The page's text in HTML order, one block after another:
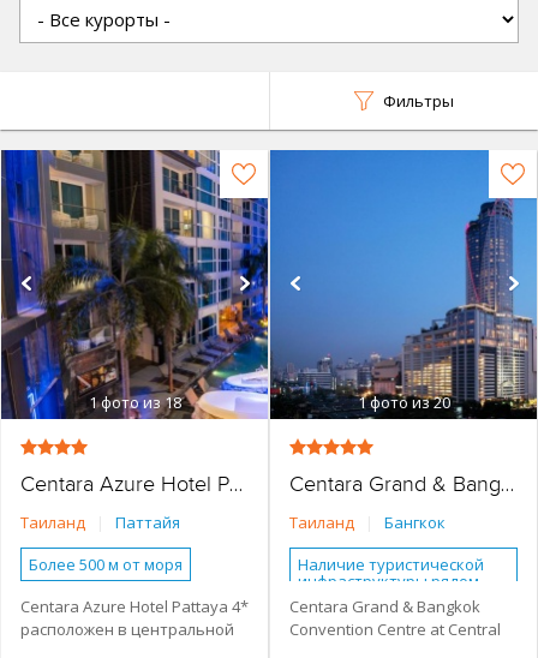
Фильтры
1фото из 18
Centara Azure Hotel Pattaya
Таиланд
Паттайя
Более 500 м от моря
Наличие туристической
инфраструктуры рядом
Centara Azure Hotel Pattaya 4*
расположен в центральной
1фото из 20
Centara Grand & Bangkok Convention Centre at CentralWorld
Таиланд
Бангкок
Наличие туристической
инфраструктуры рядом
Городской в центре
Centara Grand & Bangkok
Convention Centre at Central